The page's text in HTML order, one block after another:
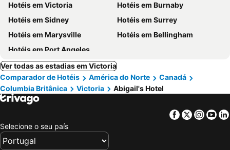
Hotéis em Victoria
Hotéis em Burnaby
Hotéis em Sidney
Hotéis em Surrey
Hotéis em Marysville
Hotéis em Bellingham
Hotéis em Port Angeles
Ver todas as estadias em Victoria
Comparador de Hotéis
América do Norte
Canadá
Columbia Britânica
Victoria Abigail's Hotel
Facebook
Twitter
Selecione o seu país